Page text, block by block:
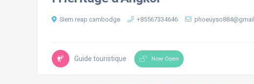
Siem reap cambodge +85567334646
Guide touristique Now Open